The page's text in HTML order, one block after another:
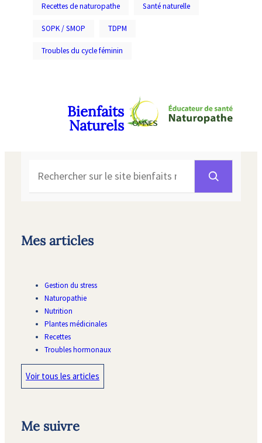
Recettes de naturopathe Santé naturelle
SOPK / SMOP TDPM
Troubles du cycle féminin
Bienfaits
Naturels
Mes articles
Gestion du stress
Naturopathie
Nutrition
Plantes médicinales
Recettes
Troubles hormonaux
Voir tous les articles
Me suivre